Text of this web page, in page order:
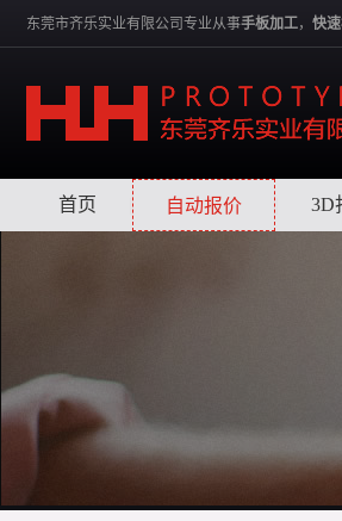
东莞市齐乐实业有限公司专业从事手板加工， 快
首页 自动报价 3D